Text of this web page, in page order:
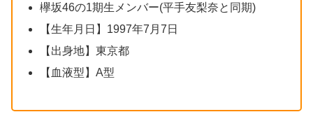
欅坂46の1期生メンバー(平手友梨奈と同期)
【生年月日】1997年7月7日
【出身地】東京都
【血液型】A型